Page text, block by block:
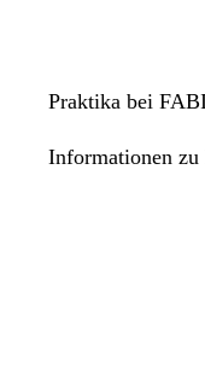
Praktika bei
Informationen